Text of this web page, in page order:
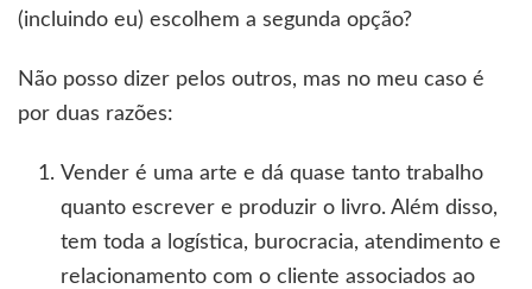
(incluindo eu) escolhem a segunda opção?
Não posso dizer pelos outros, mas no meu caso é
por duas razões:
Vender é uma arte e dá quase tanto trabalho
quanto escrever e produzir o livro. Além disso,
tem toda a logística, burocracia, atendimento e
relacionamento com o cliente associados ao